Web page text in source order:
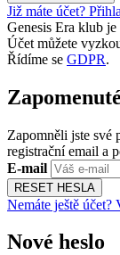
Již máte účet?
Genesis Era klub je
Účet můžete
Řídíme se GDPR.
Zapomněli jste své
registrační email a
E-mail
RESET HESLA
Nemáte ještě účet?
Nové heslo